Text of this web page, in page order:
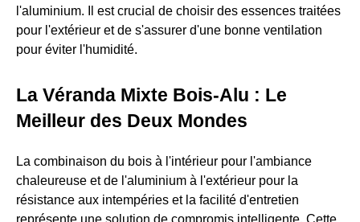
l'aluminium. Il est crucial de choisir des essences traitées
pour l'extérieur et de s'assurer d'une bonne ventilation
pour éviter l'humidité.
La Véranda Mixte Bois-Alu : Le
Meilleur des Deux Mondes
La combinaison du bois à l'intérieur pour l'ambiance
chaleureuse et de l'aluminium à l'extérieur pour la
résistance aux intempéries et la facilité d'entretien
représente une solution de compromis intelligente. Cette